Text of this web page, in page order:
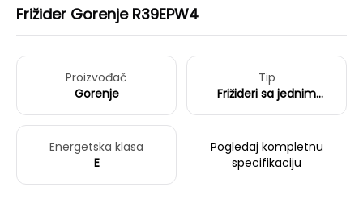
Frižider Gorenje R39EPW4
Proizvođač
Gorenje
Tip
Frižideri sa jednim
Energetska klasa
E
Pogledaj kompletnu
specifikaciju